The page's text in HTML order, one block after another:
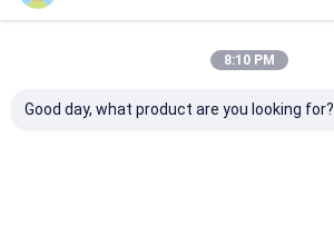
8:10 PM
Good day, what product are you looking for?